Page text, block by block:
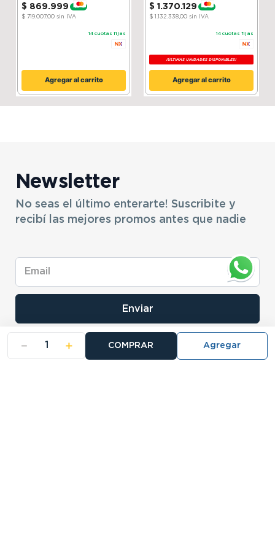
＋
－ COMPRAR
Incluye sommier
$ 869.999 - 20 %
$ 719.007,00sin IVA
14 cuotas fijas
Agregar al carrito
$ 1 .370.129 15 %
$ 1.132.338,00sin IVA
14 cuotas fijas
¡ÚLTIMAS UNIDADES DISPONIBLES!
Agregar al carrito
Newsletter
No seas el último enterarte! Suscribite y
recibí las mejores promos antes que nadie
Enviar